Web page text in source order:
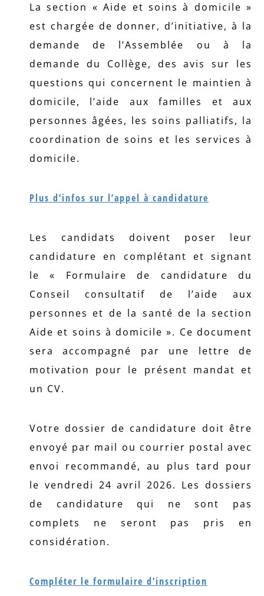
La section « Aide et soins à domicile »
est chargée de donner, d’initiative, à la
demande de l’Assemblée ou à la
demande du Collège, des avis sur les
questions qui concernent le maintien à
domicile, l’aide aux familles et aux
personnes âgées, les soins palliatifs, la
coordination de soins et les services à
domicile.
Plus d’infos sur l’appel à candidature
Les candidats doivent poser leur
candidature en complétant et signant
le « Formulaire de candidature du
Conseil consultatif de l’aide aux
personnes et de la santé de la section
Aide et soins à domicile ». Ce document
sera accompagné par une lettre de
motivation pour le présent mandat et
un CV.
Votre dossier de candidature doit être
envoyé par mail ou courrier postal avec
envoi recommandé, au plus tard pour
le vendredi 24 avril 2026. Les dossiers
de candidature qui ne sont pas
complets ne seront pas pris en
considération.
Compléter le formulaire d’inscription